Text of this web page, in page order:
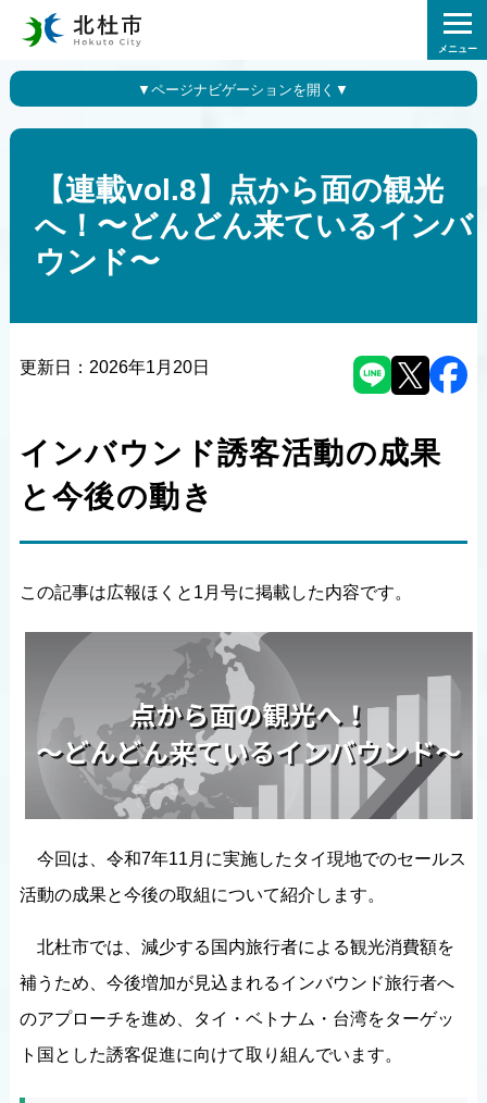
メニュー
【連載vol.8】点から面の観光
へ！〜どんどん来ているインバ
ウンド〜
更新日： 2026年1月20日
インバウンド誘客活動の成果
と今後の動き
この記事は広報ほくと1月号に掲載した内容です。
今回は、令和7年11月に実施したタイ現地でのセールス
活動の成果と今後の取組について紹介します。
北杜市では、減少する国内旅行者による観光消費額を
補うため、今後増加が見込まれるインバウンド旅行者へ
のアプローチを進め、タイ・ベトナム・台湾をターゲッ
ト国とした誘客促進に向けて取り組んでいます。